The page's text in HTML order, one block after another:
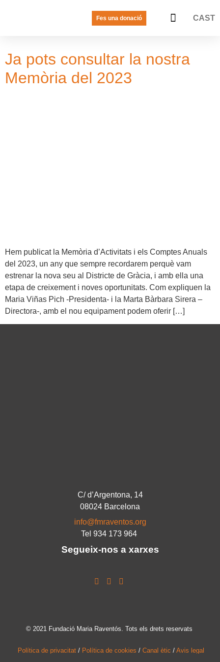
Fes una donació CAST
Ja pots consultar la nostra
Memòria del 2023
Hem publicat la Memòria d’Activitats i els Comptes Anuals
del 2023, un any que sempre recordarem perquè vam
estrenar la nova seu al Districte de Gràcia, i amb ella una
etapa de creixement i noves oportunitats. Com expliquen la
Maria Viñas Pich -Presidenta- i la Marta Bàrbara Sirera –
Directora-, amb el nou equipament podem oferir […]
C/ d’Argentona, 14
08024 Barcelona
info@fmraventos.org
Tel 934 173 964
Segueix-nos a xarxes
© 2021 Fundació Maria Raventós. Tots els drets reservats
Política de privacitat / Política de cookies / Canal ètic / Avis legal